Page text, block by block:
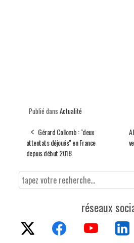
Publié dans Actualité
Gérard Collomb : "deux
attentats déjoués" en France
depuis début 2018
réseaux